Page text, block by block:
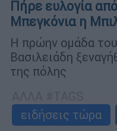
Πήρε ευλογία
Μπεγκόνια η
Η πρώην ομάδα
Βασιλειάδη
της πόλης
ειδήσεις τώρα